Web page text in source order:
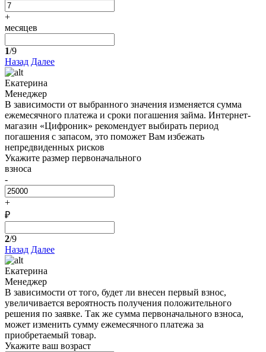
+
месяцев
1/9
Назад Далее
Екатерина
Менеджер
В зависимости от выбранного значения изменяется сумма
ежемесячного платежа и сроки погашения займа. Интернет-
магазин «Цифроник» рекомендует выбирать период
погашения с запасом, это поможет Вам избежать
непредвиденных рисков
Укажите размер первоначального
взноса
-
+
₽
2/9
Назад Далее
Екатерина
Менеджер
В зависимости от того, будет ли внесен первый взнос,
увеличивается вероятность получения положительного
решения по заявке. Так же сумма первоначального взноса,
может изменить сумму ежемесячного платежа за
приобретаемый товар.
Укажите ваш возраст